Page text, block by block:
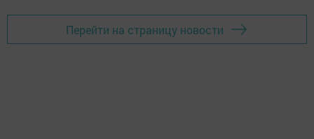
Перейти на страницу новости